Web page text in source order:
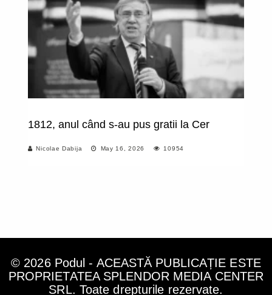
1812, anul când s-au pus gratii la Cer
Nicolae Dabija May 16, 2026 10954
© 2026 Podul - ACEASTĂ PUBLICAȚIE ESTE
PROPRIETATEA SPLENDOR MEDIA CENTER
SRL. Toate drepturile rezervate.